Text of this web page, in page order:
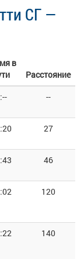
СГ —
в
Расстояние
--
27
46
120
140